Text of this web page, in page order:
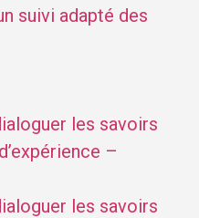
suivi adapté des
les savoirs
–
les savoirs